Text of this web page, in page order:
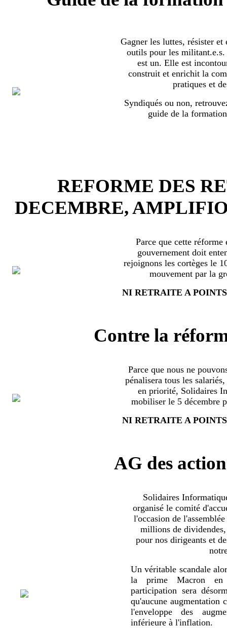
Gagner les luttes, résister et
outils pour les
est un. Elle est
construit et enrichit la
pratiques et
Syndiqués ou non,
guide de la
REFORME DES
DECEMBRE,
Parce que cette
gouvernement doit
rejoignons les cortèges le
mouvement par la
NI RETRAITE A
Contre la
Parce que nous ne
pénalisera tous les
en priorité, Solidaires
mobiliser le 5 décembre
NI RETRAITE A
AG des
Solidaires
organisé le comité
l'occasion de
millions de
pour nos dirigeants et
Un véritable scandale
la prime Macron
participation sera
qu'aucune augmentation
l'enveloppe des
inférieure à l'inflation.